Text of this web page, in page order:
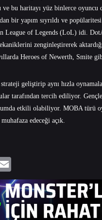
ve bu haritayı yüz binlerce
bir yapım sıyrıldı ve
League of Legends (LoL) idi.
zenginleştirerek
Heroes of Newerth, Smite
strateji geliştirip aynı hızla
tarafından tercih ediliyor.
etkili olabiliyor. MOBA türü
edeceği açık.